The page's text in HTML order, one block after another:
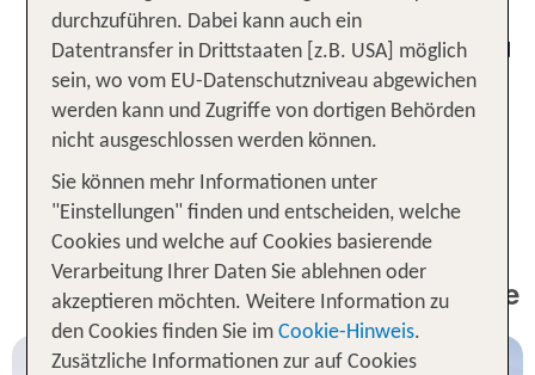
Mykonos Stadt sind die pulsierende Lebenslust,
aber auch Kunstgalerien, enge Altstadtgassen und
die herausragende touristische Infrastruktur. Hier
findest du alles, was es für einen gelungenen
Urlaub braucht – von Anbietern sportlicher
Aktivitäten bis zu Restaurants für jeden
Geschmack.
1 Woche Mykonos Stadt Urlaub
inkl. Flug - Unsere TOP Angebote
durchzuführen. Dabei kann auch ein
Datentransfer in Drittstaaten [z.B. USA] möglich
sein, wo vom EU-Datenschutzniveau abgewichen
werden kann und Zugriffe von dortigen Behörden
nicht ausgeschlossen werden können.
Sie können mehr Informationen unter
"Einstellungen" finden und entscheiden, welche
Cookies und welche auf Cookies basierende
Verarbeitung Ihrer Daten Sie ablehnen oder
akzeptieren möchten. Weitere Information zu
den Cookies finden Sie im Cookie-Hinweis.
Zusätzliche Informationen zur auf Cookies